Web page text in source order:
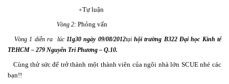
+Tự luận
Vòng 2: Phỏng vấn
Vòng 1 diễn ra lúc 11g30 ngày 09/08/2012tạihội trường B322Đại học Kinh tế
TP.HCM – 279 Nguyễn Tri Phương – Q.10.
Cùng thử sức để trở thành một thành viên của ngôi nhà lớn SCUE nhé các
bạn!!